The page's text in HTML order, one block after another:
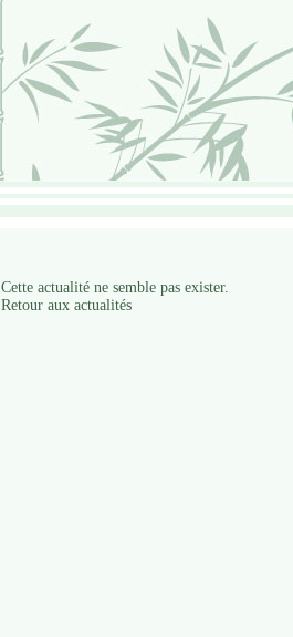
Cette actualité ne semble pas exister.
Retour aux actualités